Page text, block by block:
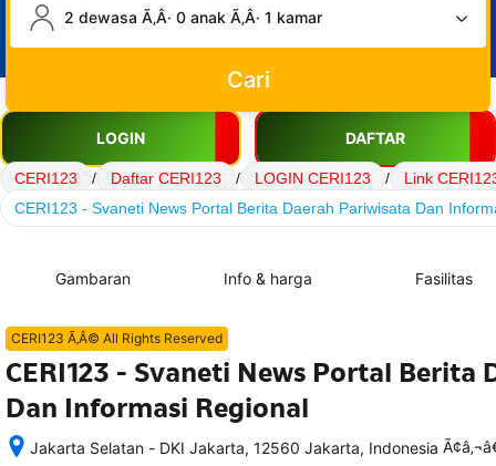
2 dewasa Ã‚Â· 0 anak Ã‚Â· 1 kamar
Cari
LOGIN DAFTAR
CERI123 / Daftar CERI123 / LOGIN CERI123 /
Link
CERI123 - Svaneti News Portal Berita Daerah Pariwisata Dan
Gambaran Info & harga Fasilitas
CERI123 Ã‚Â© All Rights Reserved
CERI123 - Svaneti News Portal Berita
Dan Informasi Regional
Jakarta Selatan - DKI Jakarta, 12560 Jakarta, Indonesia